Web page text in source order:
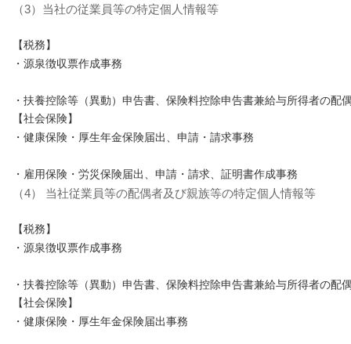
（3）当社の従業員等の特定個人情報等
【税務】
・源泉徴収票作成事務
・扶養控除等（異動）申告書、保険料控除申告書兼給与所得者の配
【社会保険】
・健康保険・厚生年金保険届出、申請・請求事務
・雇用保険・労災保険届出、申請・請求、証明書作成事務
（4） 当社従業員等の配偶者及び親族等の特定個人情報等
【税務】
・源泉徴収票作成事務
・扶養控除等（異動）申告書、保険料控除申告書兼給与所得者の配
【社会保険】
・健康保険・厚生年金保険届出事務